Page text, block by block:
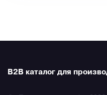
B2B каталог для